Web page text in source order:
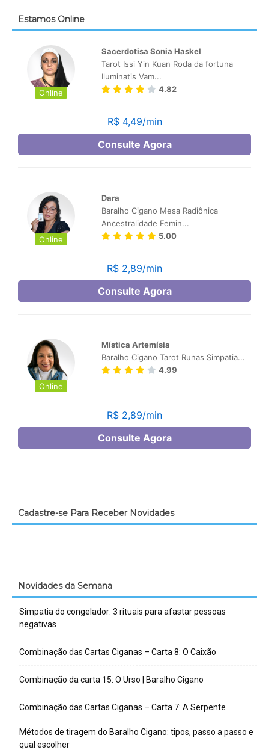
Estamos Online
Cadastre-se Para Receber Novidades
Novidades da Semana
Simpatia do congelador: 3 rituais para afastar pessoas
negativas
Combinação das Cartas Ciganas – Carta 8: O Caixão
Combinação da carta 15: O Urso | Baralho Cigano
Combinação das Cartas Ciganas – Carta 7: A Serpente
Métodos de tiragem do Baralho Cigano: tipos, passo a passo e
qual escolher